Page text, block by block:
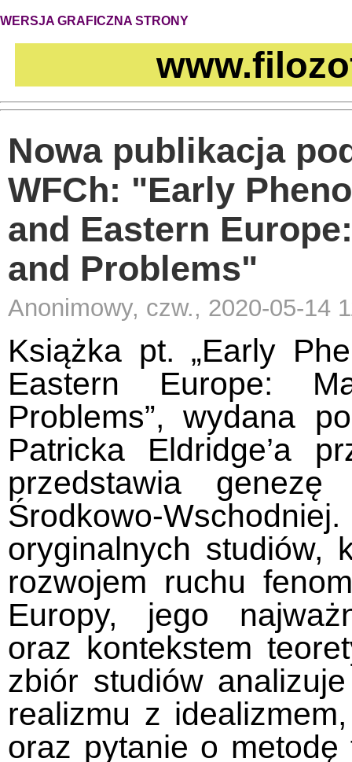
WERSJA GRAFICZNA STRONY
Nowa publikacja
WFCh: "Early
and Eastern
and Problems"
Anonimowy, czw., 2020-05-14
Książka pt. „Early
Eastern Europe:
Problems”, wydana
Patricka Eldridge’a
przedstawia
Środkowo-
oryginalnych studiów,
rozwojem ruchu
Europy, jego
oraz kontekstem
zbiór studiów
realizmu z
oraz pytanie o